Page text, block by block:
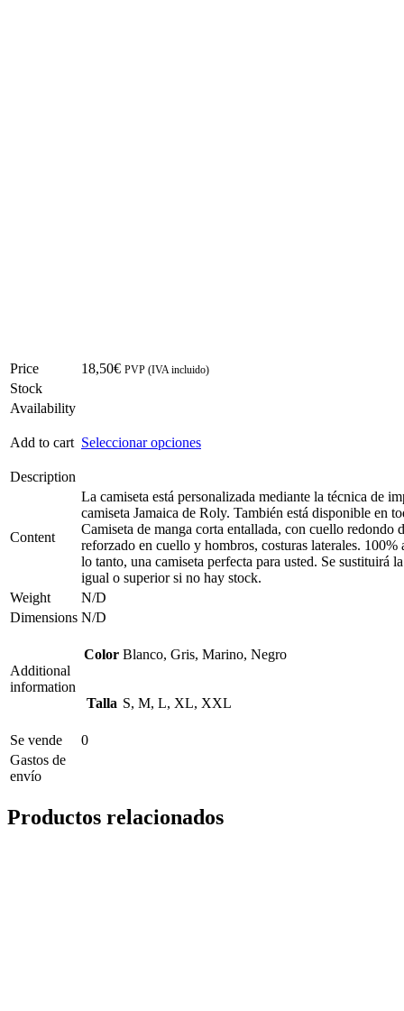
Price 18,50€ PVP (IVA incluido)
Stock
Availability
Add to cart Seleccionar opciones
Description
Content
La camiseta está personalizada mediante la técnica de
camiseta Jamaica de Roly. También está disponible en
Camiseta de manga corta entallada, con cuello redondo
reforzado en cuello y hombros, costuras laterales.
lo tanto, una camiseta perfecta para usted. Se sustituirá
igual o superior si no hay stock.
Weight
N/D
Dimensions N/D
Additional
information
Color Blanco, Gris, Marino, Negro
Talla S, M, L, XL, XXL
Se vende
0
Gastos de
envío
Productos relacionados